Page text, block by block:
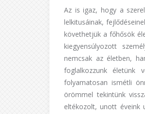
Az is igaz, hogy a
lelkitusáinak,
követhetjük a főhősök
kiegyensúlyozott
nemcsak az életben,
foglalkozzunk életünk
folyamatosan ismétli
örömmel tekintünk
eltékozolt, unott éveink